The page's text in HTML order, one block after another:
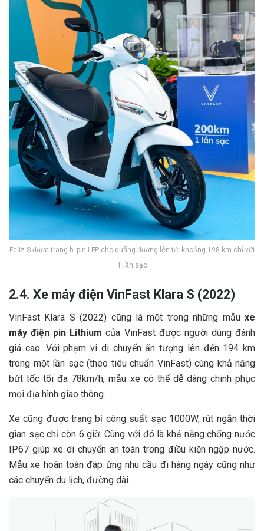
Feliz S được trang bị pin LFP cho quãng đường lên tới khoảng 198 km chỉ với
1 lần sạc
2.4. Xe máy điện VinFast Klara S (2022)
VinFast Klara S (2022) cũng là một trong những mẫu xe
máy điện pin Lithium của VinFast được người dùng đánh
giá cao. Với phạm vi di chuyển ấn tượng lên đến 194 km
trong một lần sạc (theo tiêu chuẩn VinFast) cùng khả năng
bứt tốc tối đa 78km/h, mẫu xe có thể dễ dàng chinh phục
mọi địa hình giao thông.
Xe cũng được trang bị công suất sạc 1000W, rút ngắn thời
gian sạc chỉ còn 6 giờ. Cùng với đó là khả năng chống nước
IP67 giúp xe di chuyển an toàn trong điều kiện ngập nước.
Mẫu xe hoàn toàn đáp ứng nhu cầu đi hàng ngày cũng như
các chuyến du lịch, đường dài.